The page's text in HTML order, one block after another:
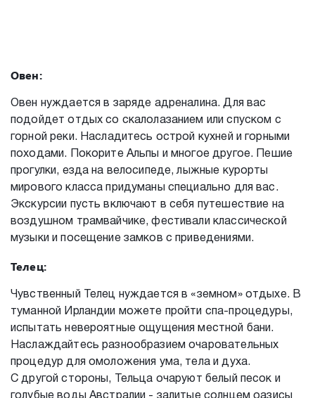
Овен:
Овен нуждается в заряде адреналина. Для вас
подойдет отдых со скалолазанием или спуском с
горной реки. Насладитесь острой кухней и горными
походами. Покорите Альпы и многое другое. Пешие
прогулки, езда на велосипеде, лыжные курорты
мирового класса придуманы специально для вас.
Экскурсии пусть включают в себя путешествие на
воздушном трамвайчике, фестивали классической
музыки и посещение замков с приведениями.
Телец:
Чувственный Телец нуждается в «земном» отдыхе. В
туманной Ирландии можете пройти спа-процедуры,
испытать невероятные ощущения местной бани.
Наслаждайтесь разнообразием очаровательных
процедур для омоложения ума, тела и духа.
С другой стороны, Тельца очаруют белый песок и
голубые воды Австралии - залитые солнцем оазисы